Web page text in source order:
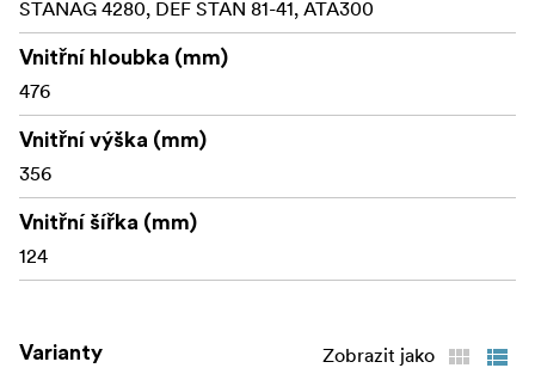
STANAG 4280, DEF STAN 81-41, ATA300
Vnitřní hloubka (mm)
476
Vnitřní výška (mm)
356
Vnitřní šířka (mm)
124
Varianty Zobrazit jako